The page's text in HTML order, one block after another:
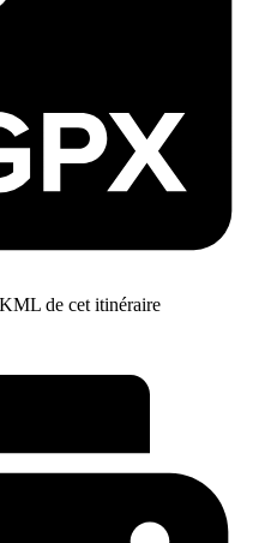
de cet itinéraire